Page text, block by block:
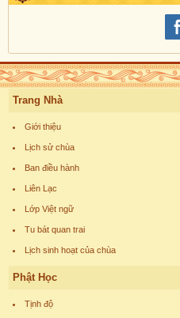
Trang Nhà
Giới thiệu
Lịch sử chùa
Ban điều hành
Liên Lạc
Lớp Việt ngữ
Tu bát quan trai
Lịch sinh hoạt của chùa
Phật Học
Tịnh độ